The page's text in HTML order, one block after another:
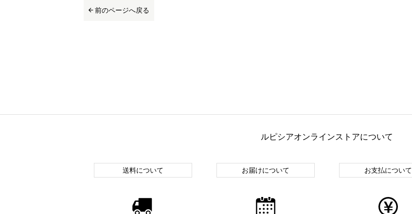
前のページへ戻る
ルピシアオンラインストアについて
送料について お届けについて お支払について